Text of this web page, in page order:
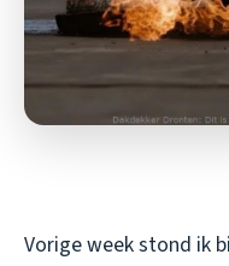
Vorige week stond ik